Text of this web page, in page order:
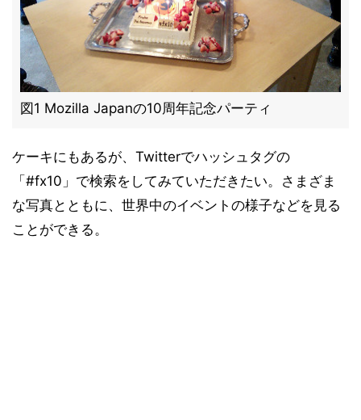
図1 Mozilla Japanの10周年記念パーティ
ケーキにもあるが、Twitterでハッシュタグの
「#fx10」で検索をしてみていただきたい。さまざま
な写真とともに、世界中のイベントの様子などを見る
ことができる。